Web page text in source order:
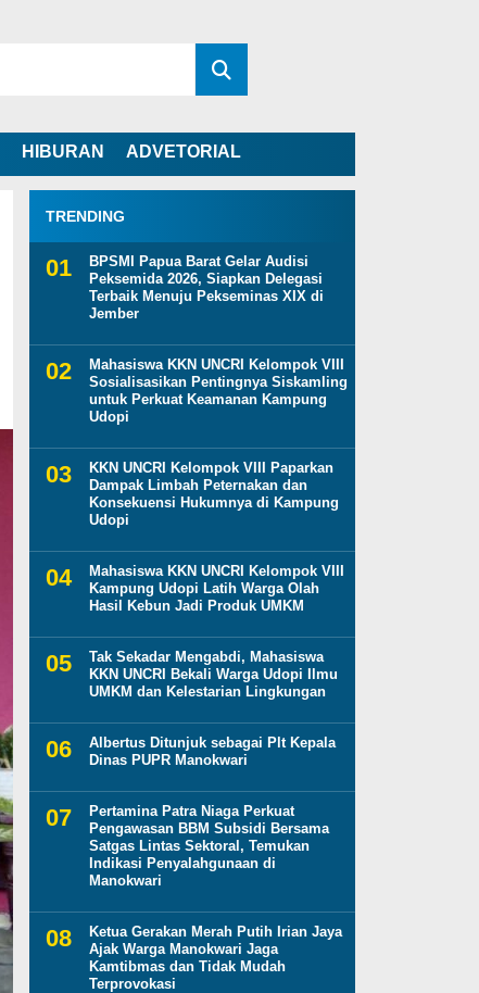
HIBURAN ADVETORIAL
TRENDING
BPSMI Papua Barat Gelar Audisi
Peksemida 2026, Siapkan Delegasi
Terbaik Menuju Pekseminas XIX di
Jember
Mahasiswa KKN UNCRI Kelompok VIII
Sosialisasikan Pentingnya Siskamling
untuk Perkuat Keamanan Kampung
Udopi
KKN UNCRI Kelompok VIII Paparkan
Dampak Limbah Peternakan dan
Konsekuensi Hukumnya di Kampung
Udopi
Mahasiswa KKN UNCRI Kelompok VIII
Kampung Udopi Latih Warga Olah
Hasil Kebun Jadi Produk UMKM
Tak Sekadar Mengabdi, Mahasiswa
KKN UNCRI Bekali Warga Udopi Ilmu
UMKM dan Kelestarian Lingkungan
Albertus Ditunjuk sebagai Plt Kepala
Dinas PUPR Manokwari
Pertamina Patra Niaga Perkuat
Pengawasan BBM Subsidi Bersama
Satgas Lintas Sektoral, Temukan
Indikasi Penyalahgunaan di
Manokwari
Ketua Gerakan Merah Putih Irian Jaya
Ajak Warga Manokwari Jaga
Kamtibmas dan Tidak Mudah
Terprovokasi